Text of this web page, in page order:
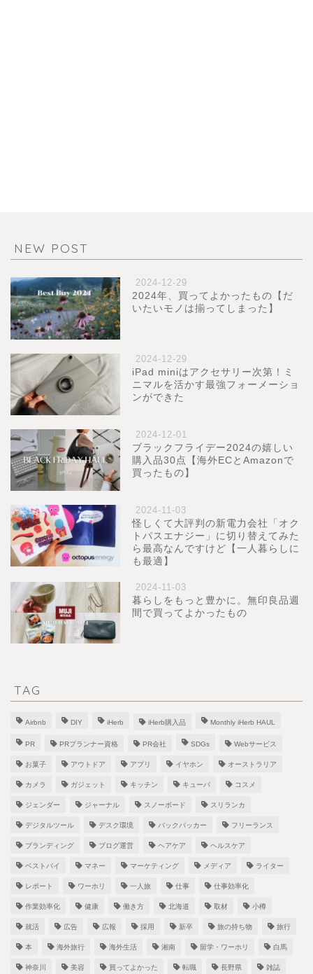
NEW POST
2024-12-29
2024年、買ってよかったもの【だ
いたいモノは揃ってしまった】
2024-12-29
iPad miniはアクセサリー次第！ミ
ニマルを活かす最強フォーメーショ
ンができた
2024-12-01
ブラックフライデー2024の嬉しい
購入品30点【海外ECとAmazonで
買ったもの】
2024-11-03
怪しくて大評判の新電力会社「オク
トパスエナジー」に切り替えてみた
ら最高なんですけど【一人暮らしに
も最適】
2024-11-03
暮らしをもっと豊かに。無印良品週
間で買ってよかったもの
TAG
Airbnb DIY iHerb iHerb購入品 Monthly iHerb HAUL
PR PRプランナー資格 PR会社 SDGs Webサービス
お菓子 アウトドア アプリ イヤホン オーストラリア
カメラ ガジェット キッチン キューバ コスメ
ジェンダー ジャーナル スノーボード スリランカ
デジタルツール デスク環境 バックパッカー フリーランス
ブランディング ブログ運営 ヘアケア ヘルスケア
ベストバイ マネー マーケティング メディア ライター
レポート ワーホリ 一人旅 仕事 仕事効率化
作業効率化 健康 働き方 北海道 取材 小樽
就活 広告 広報 採用 新卒 旅の持ち物 旅行
本 海外旅行 海外生活 湘南 留学・ワーホリ 白馬
神奈川 美容 買ってよかった 転職 長野県 雑誌